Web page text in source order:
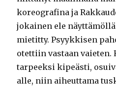
koreografina ja
jokainen ele
mietitty. Psyykkisen
otettiin vastaan
tarpeeksi kipeästi,
alle, niin aiheuttama